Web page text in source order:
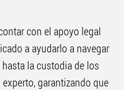
con el apoyo legal
a ayudarlo a navegar
la custodia de los
garantizando que